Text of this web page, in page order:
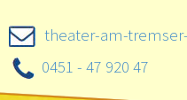
theater-am-
0451 - 47 920 47